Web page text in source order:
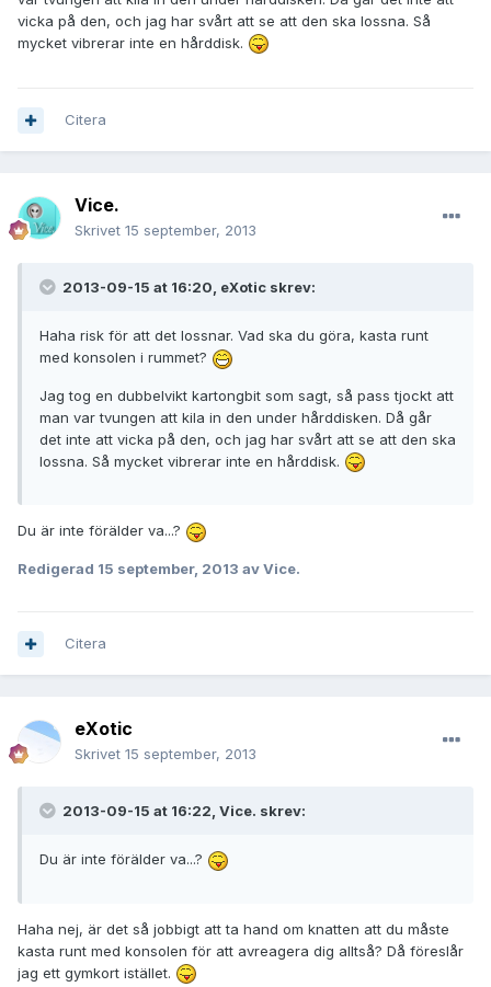
vicka på den, och jag har svårt att se att den ska lossna. Så
mycket vibrerar inte en hårddisk.
Citera
Vice.
Skrivet 15 september, 2013
2013-09-15 at 16:20, eXotic skrev:
Haha risk för att det lossnar. Vad ska du göra, kasta runt
med konsolen i rummet?
Jag tog en dubbelvikt kartongbit som sagt, så pass tjockt att
man var tvungen att kila in den under hårddisken. Då går
det inte att vicka på den, och jag har svårt att se att den ska
lossna. Så mycket vibrerar inte en hårddisk.
Du är inte förälder va...?
Redigerad 15 september, 2013 av Vice.
Citera
eXotic
Skrivet 15 september, 2013
2013-09-15 at 16:22, Vice. skrev:
Du är inte förälder va...?
Haha nej, är det så jobbigt att ta hand om knatten att du måste
kasta runt med konsolen för att avreagera dig alltså? Då föreslår
jag ett gymkort istället.